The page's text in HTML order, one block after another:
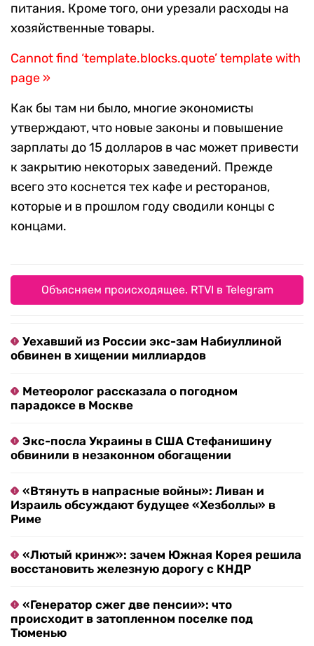
питания. Кроме того, они урезали расходы на
хозяйственные товары.
Cannot find ‘template.blocks.quote’ template with
page »
Как бы там ни было, многие экономисты
утверждают, что новые законы и повышение
зарплаты до 15 долларов в час может привести
к закрытию некоторых заведений. Прежде
всего это коснется тех кафе и ресторанов,
которые и в прошлом году сводили концы с
концами.
Объясняем происходящее. RTVI в Telegram
Уехавший из России экс-зам Набиуллиной
обвинен в хищении миллиардов
Метеоролог рассказала о погодном
парадоксе в Москве
Экс-посла Украины в США Стефанишину
обвинили в незаконном обогащении
«Втянуть в напрасные войны»: Ливан и
Израиль обсуждают будущее «Хезболлы» в
Риме
«Лютый кринж»: зачем Южная Корея решила
восстановить железную дорогу с КНДР
«Генератор сжег две пенсии»: что
происходит в затопленном поселке под
Тюменью